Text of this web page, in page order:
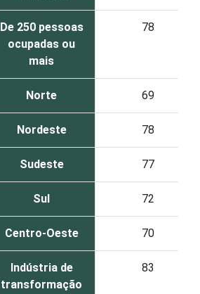
De 250 pessoas
ocupadas ou
mais
78
Norte 69
Nordeste 78
Sudeste 77
Sul 72
Centro-Oeste 70
Indústria de
transformação
83